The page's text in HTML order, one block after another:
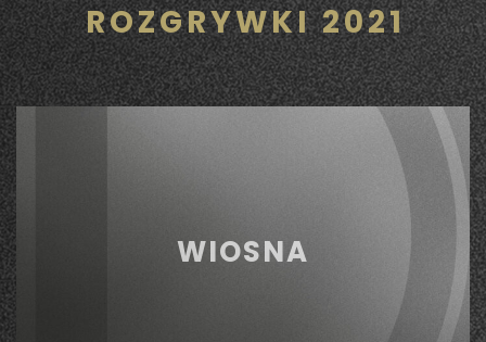
ROZGRYWKI 2021
WIOSNA